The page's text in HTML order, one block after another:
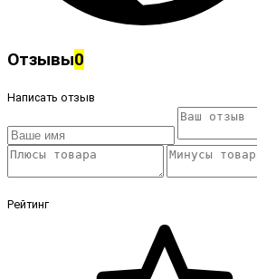
Отзывы0
Написать отзыв
Рейтинг